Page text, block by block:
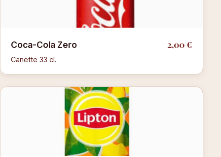
Coca-Cola Zero 2,00 €
Canette 33 cl.